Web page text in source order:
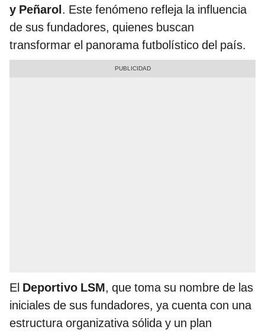
y Peñarol. Este fenómeno refleja la influencia
de sus fundadores, quienes buscan
transformar el panorama futbolístico del país.
El Deportivo LSM, que toma su nombre de las
iniciales de sus fundadores, ya cuenta con una
estructura organizativa sólida y un plan